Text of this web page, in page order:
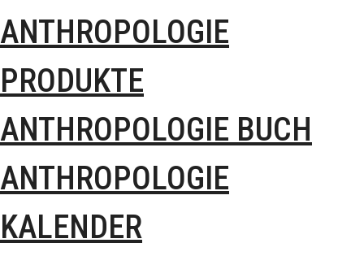
ANTHROPOLOGIE
PRODUKTE
ANTHROPOLOGIE BUCH
ANTHROPOLOGIE
KALENDER